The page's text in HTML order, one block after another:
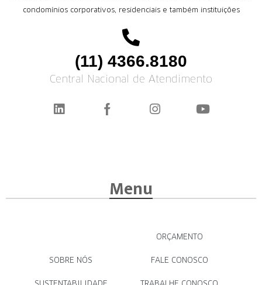
condomínios corporativos, residenciais e também instituições
(11) 4366.8180
Central Nacional de Atendimento
Menu
SOBRE NÓS
ORÇAMENTO
FALE CONOSCO